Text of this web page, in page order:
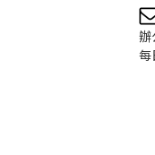
辦
每